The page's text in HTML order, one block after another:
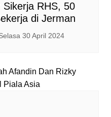
RHS, 50
di Jerman
30 April 2024